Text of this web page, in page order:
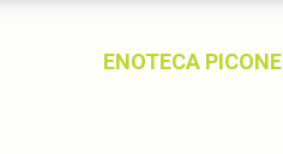
ENOTECA PICONE